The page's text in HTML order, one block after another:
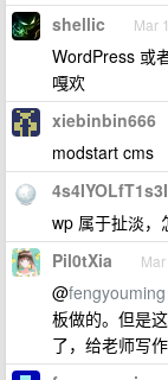
shellic Mar
WordPress 或
嘎欢
xiebinbin666
modstart cms
wp 属于扯淡，
Pil0tXia
@fengyouming
板做的。但是
了，给老师写